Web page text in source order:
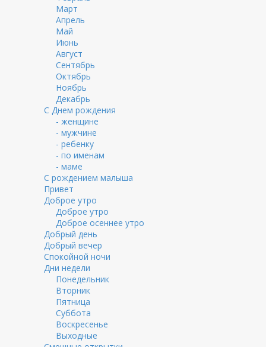
Март
Апрель
Май
Июнь
Август
Сентябрь
Октябрь
Ноябрь
Декабрь
С Днем рождения
- женщине
- мужчине
- ребенку
- по именам
- маме
С рождением малыша
Привет
Доброе утро
Доброе утро
Доброе осеннее утро
Добрый день
Добрый вечер
Спокойной ночи
Дни недели
Понедельник
Вторник
Пятница
Суббота
Воскресенье
Выходные